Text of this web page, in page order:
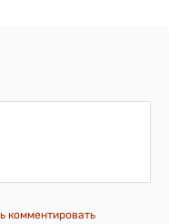
комментировать